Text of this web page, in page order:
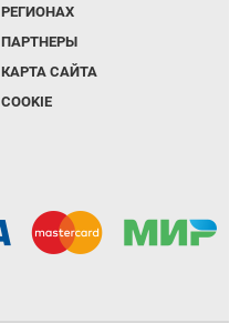
РЕГИОНАХ
ПАРТНЕРЫ
КАРТА САЙТА
COOKIE